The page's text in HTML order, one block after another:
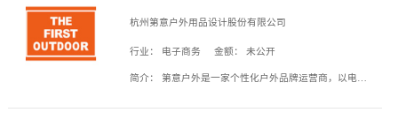
杭州第意户外用品设计股份有限公司
行业： 电子商务 金额： 未公开
简介： 第意户外是一家个性化户外品牌运营商，以电子商务为主要载体，主要从事户外产品的设计、生产、销售业务，产品包含冲锋衣、户外鞋、户外背包等。